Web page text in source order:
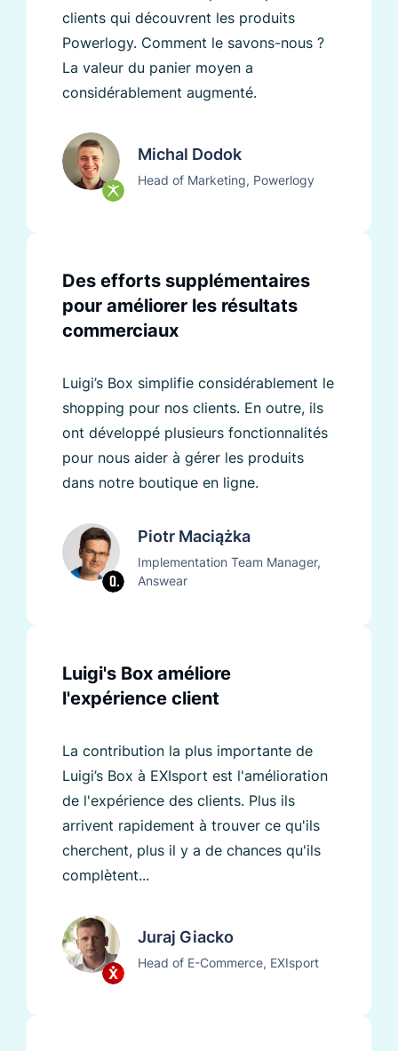
clients qui découvrent les produits
Powerlogy. Comment le savons-nous ?
La valeur du panier moyen a
considérablement augmenté.
Michal Dodok
Head of Marketing, Powerlogy
Des efforts supplémentaires
pour améliorer les résultats
commerciaux
Luigi’s Box simplifie considérablement le
shopping pour nos clients. En outre, ils
ont développé plusieurs fonctionnalités
pour nous aider à gérer les produits
dans notre boutique en ligne.
Piotr Maciążka
Implementation Team Manager,
Answear
Luigi's Box améliore
l'expérience client
La contribution la plus importante de
Luigi’s Box à EXIsport est l'amélioration
de l'expérience des clients. Plus ils
arrivent rapidement à trouver ce qu'ils
cherchent, plus il y a de chances qu'ils
complètent...
Juraj Giacko
Head of E-Commerce, EXIsport